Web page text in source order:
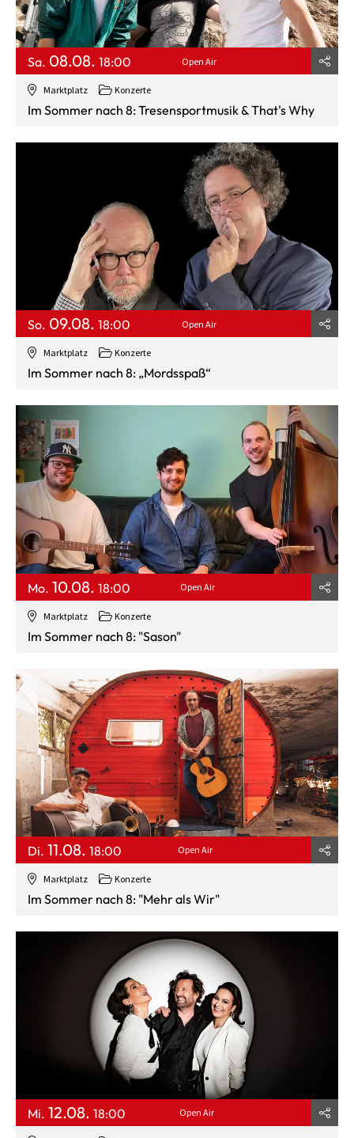
Marktplatz Konzerte
Sa. 08.08. 18:00 Open Air
Im Sommer nach 8: Tresensportmusik & That's Why
Marktplatz Konzerte
So. 09.08. 18:00 Open Air
Im Sommer nach 8: „Mordsspaß“
Marktplatz Konzerte
Mo. 10.08. 18:00 Open Air
Im Sommer nach 8: "Sason"
Marktplatz Konzerte
Di. 11.08. 18:00 Open Air
Im Sommer nach 8: "Mehr als Wir"
Mi. 12.08. 18:00 Open Air